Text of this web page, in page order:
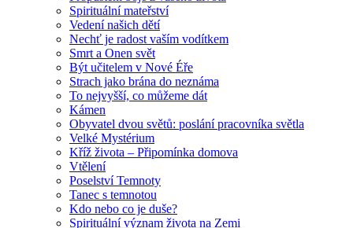
Spirituální mateřství
Vedení našich dětí
Nechť je radost vaším vodítkem
Smrt a Onen svět
Být učitelem v Nové Éře
Strach jako brána do neznáma
To nejvyšší, co můžeme dát
Kámen
Obyvatel dvou světů: poslání pracovníka světla
Velké Mystérium
Kříž života – Připomínka domova
Vtělení
Poselství Temnoty
Tanec s temnotou
Kdo nebo co je duše?
Spirituální význam života na Zemi